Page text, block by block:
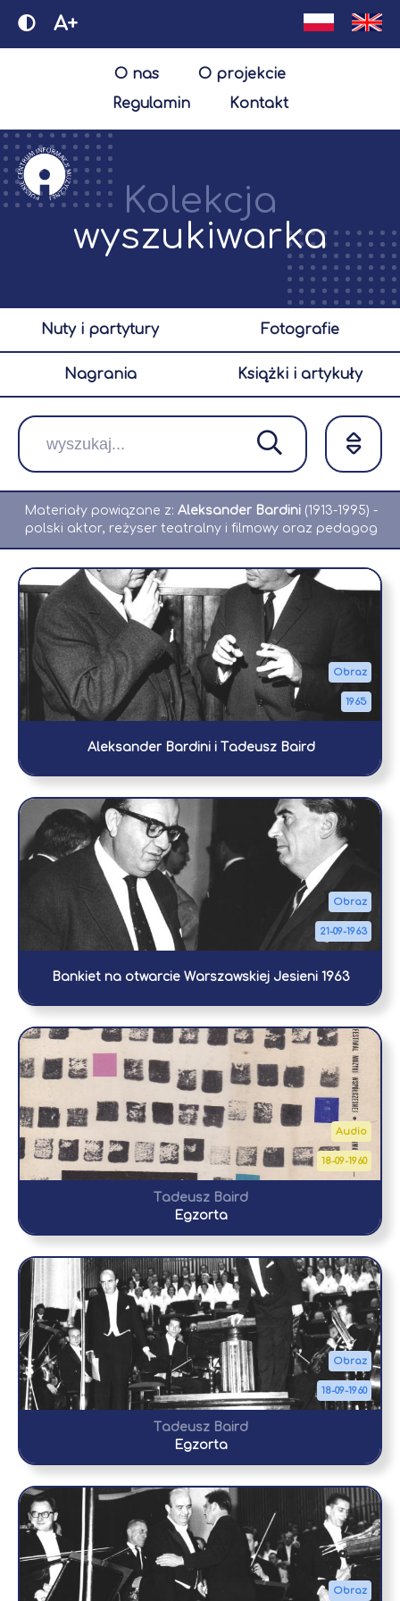
A+
O nas
O projekcie
Regulamin
Kontakt
Kolekcja
wyszukiwarka
nuty i partytury fotografie
nagrania książki i artykuły
Materiały powiązane z: Aleksander Bardini (1913-1995) -
polski aktor, reżyser teatralny i filmowy oraz pedagog
Obraz
1965
Aleksander Bardini i Tadeusz Baird
Obraz
21-09-1963
Bankiet na otwarcie Warszawskiej Jesieni 1963
Audio
18-09-1960
Tadeusz Baird
Egzorta
Obraz
18-09-1960
Tadeusz Baird
Egzorta
Obraz